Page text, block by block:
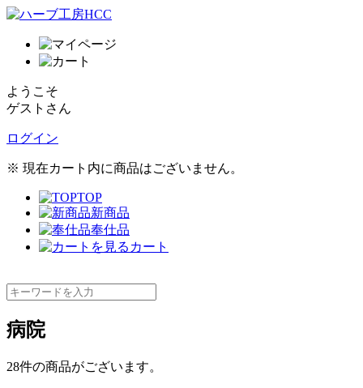
ようこそ
ゲストさん
ログイン
※ 現在カート内に商品はございません。
TOP
新商品
奉仕品
カート
病院
28件の商品がございます。